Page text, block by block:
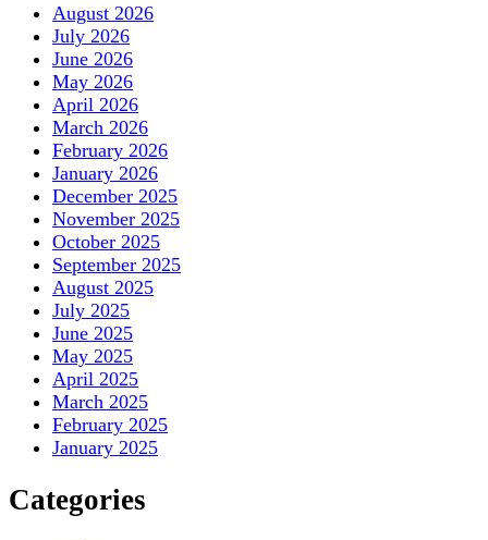
August 2026
July 2026
June 2026
May 2026
April 2026
March 2026
February 2026
January 2026
December 2025
November 2025
October 2025
September 2025
August 2025
July 2025
June 2025
May 2025
April 2025
March 2025
February 2025
January 2025
Categories